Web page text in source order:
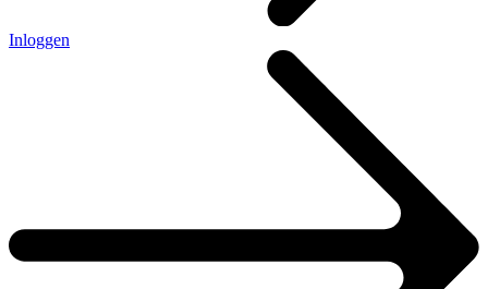
Inloggen